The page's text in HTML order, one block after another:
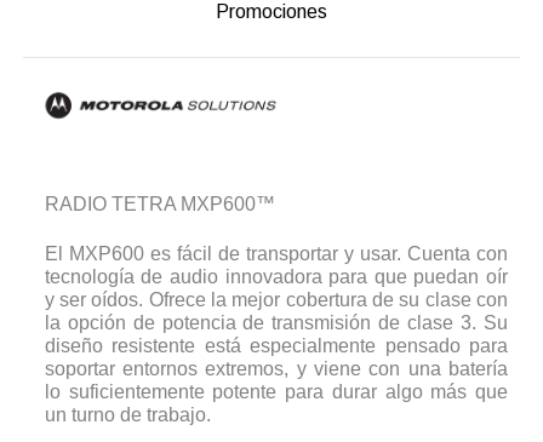
Promociones
RADIO TETRA MXP600™
El MXP600 es fácil de transportar y usar. Cuenta con
tecnología de audio innovadora para que puedan oír
y ser oídos. Ofrece la mejor cobertura de su clase con
la opción de potencia de transmisión de clase 3. Su
diseño resistente está especialmente pensado para
soportar entornos extremos, y viene con una batería
lo suficientemente potente para durar algo más que
un turno de trabajo.